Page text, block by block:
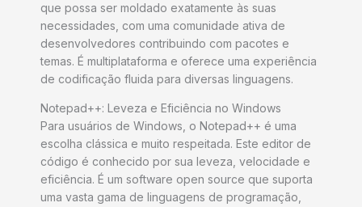
que possa ser moldado exatamente às suas
necessidades, com uma comunidade ativa de
desenvolvedores contribuindo com pacotes e
temas. É multiplataforma e oferece uma experiência
de codificação fluida para diversas linguagens.
Notepad++: Leveza e Eficiência no Windows
Para usuários de Windows, o Notepad++ é uma
escolha clássica e muito respeitada. Este editor de
código é conhecido por sua leveza, velocidade e
eficiência. É um software open source que suporta
uma vasta gama de linguagens de programação,